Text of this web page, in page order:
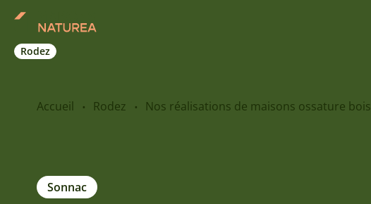
Rodez
Accueil Rodez Nos réalisations de maisons ossature bois
Sonnac